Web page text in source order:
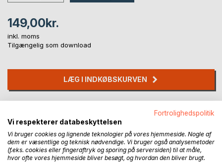
149,00kr.
inkl. moms
Tilgængelig som download
LÆG I INDKØBSKURVEN
Anmeld titel
Fortrolighedspolitik
Vi respekterer databeskyttelsen
Vi bruger cookies og lignende teknologier på vores hjemmeside. Nogle af
dem er væsentlige og teknisk nødvendige. Vi bruger også analysemetoder
(f.eks. cookies eller fingeraftryk og sporing på serversiden) til at måle,
hvor ofte vores hjemmeside bliver besøgt, og hvordan den bliver brugt.